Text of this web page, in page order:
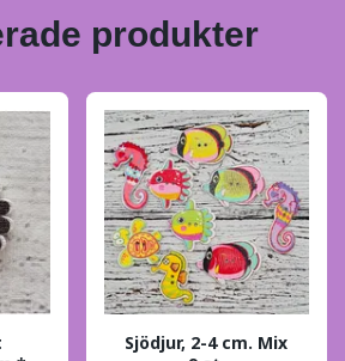
produkter
Sjödjur, 2-4 cm. Mix